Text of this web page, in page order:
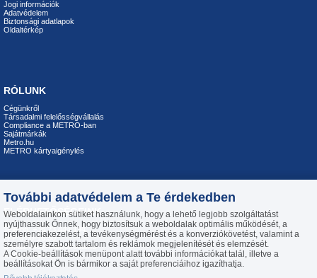
További adatvédelem a Te érdekedben
Weboldalainkon sütiket használunk, hogy a lehető legjobb szolgáltatást
nyújthassuk Önnek, hogy biztosítsuk a weboldalak optimális működését, a
preferenciakezelést, a tevékenységmérést és a konverziókövetést, valamint a
személyre szabott tartalom és reklámok megjelenítését és elemzését.
A Cookie-beállítások menüpont alatt további információkat talál, illetve a
beállításokat Ön is bármikor a saját preferenciáihoz igazíthatja.
Jogi információk
Adatvédelem
Biztonsági adatlapok
Oldaltérkép
RÓLUNK
Cégünkről
Társadalmi felelősségvállalás
Compliance a METRO-ban
Sajátmárkák
Metro.hu
METRO kártyaigénylés
ELÉRHETŐSÉGEINK
Telefon: +36 23 444 194
H-P 8:00-16:30
E-mail:info@metroiroda.hu
Üzenetküldés